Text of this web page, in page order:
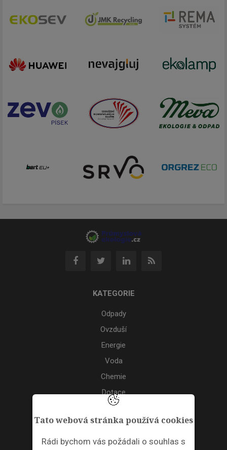
Tato webová stránka používá cookies
Rádi bychom vás požádali o souhlas s
KATEGORIE
Odpady
Ovzduší
Energie
Voda
Chemie
Dotace
Akce